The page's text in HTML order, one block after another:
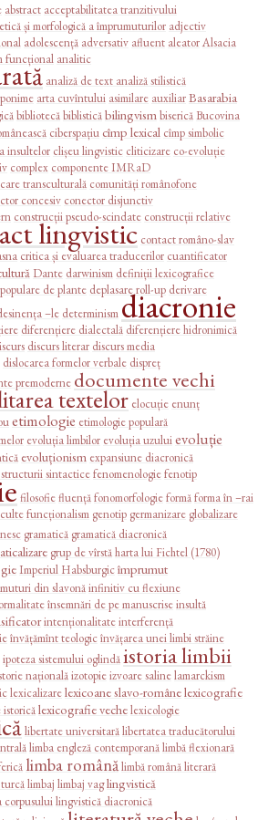
abstract acceptabilitatea tranzitivului
și morfologică a împrumuturilor adjectiv
adolescență adversativ afluent aleatorAlsacia
funcțional analitic
analiză de text analiză stilistică
arta cuvîntului asimilare auxiliarBasarabia
bibliotecăbiblisticăbilingvismbisericăBucovina
ciberspațiu cîmp lexical cîmp simbolic
insultelor clișeu lingvistic cliticizare co-evoluție
complex componente IMRaD
transculturală comunități românofone
concesiv conector disjunctiv
construcții pseudo-scindate construcții relative
lingvistic contact româno-slav
critica și evaluarea traducerilor cuantificator
Dante darwinism definiții lexicografice
de plante deplasare roll-up derivare
–le determinismdiacronie
diferențiere dialectală diferențiere hidronimică
discurs literar discurs media
dislocarea formelor verbale dispreț
premoderne documente vechi
textelor elocuție enunț
etimologie etimologie populară
evoluția limbilor evoluția uzuluievoluție
evoluționism expansiune diacronică
sintacticefenomenologiefenotip
filosofiefluențăfonomorfologieformăforma în –rai
funcționalism genotip germanizare globalizare
gramatică gramatică diacronică
grup de vîrstăharta lui Fichtel (1780)
Imperiul Habsburgicîmprumut
din slavonăinfinitiv cu flexiune
însemnări de pe manuscriseinsultă
intenționalitateinterferență
învățămînt teologicînvățarea unei limbi străine
ipoteza sistemului oglindăistoria limbii
naționalăizotopieizvoare salinelamarckism
lexicalizarelexicoane slavo-românelexicografie
lexicografie vechelexicologie
libertate universitarălibertatea traducătorului
limba engleză contemporanălimbă flexionară
limba românălimbă română literară
limbaj limbaj vaglingvistică
corpusuluilingvistică diacronică